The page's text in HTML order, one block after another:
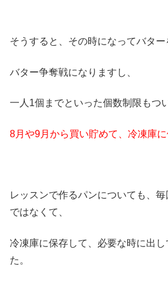
そうすると、その時になってバター
バター争奪戦になりますし、
一人1個までといった個数制限もつ
8月や9月から買い貯めて、冷凍庫
レッスンで作るパンについても、
ではなくて、
冷凍庫に保存して、必要な時に出
た。